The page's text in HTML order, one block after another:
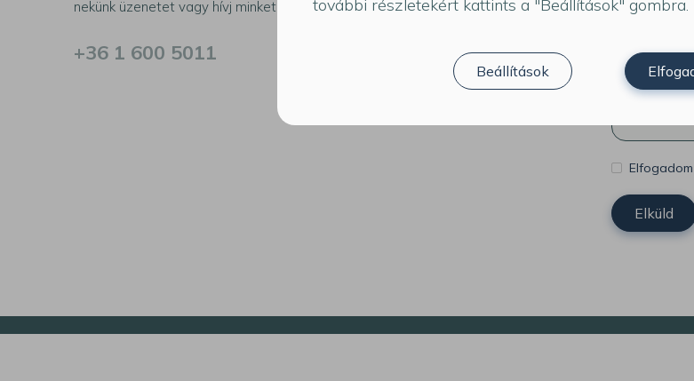
további részletekért kattints a "Beállítások" gombra.
Beállítások
nekünk üzenetet vagy hívj minket az alábbi telefonszámokon.
+36 1 600 5011